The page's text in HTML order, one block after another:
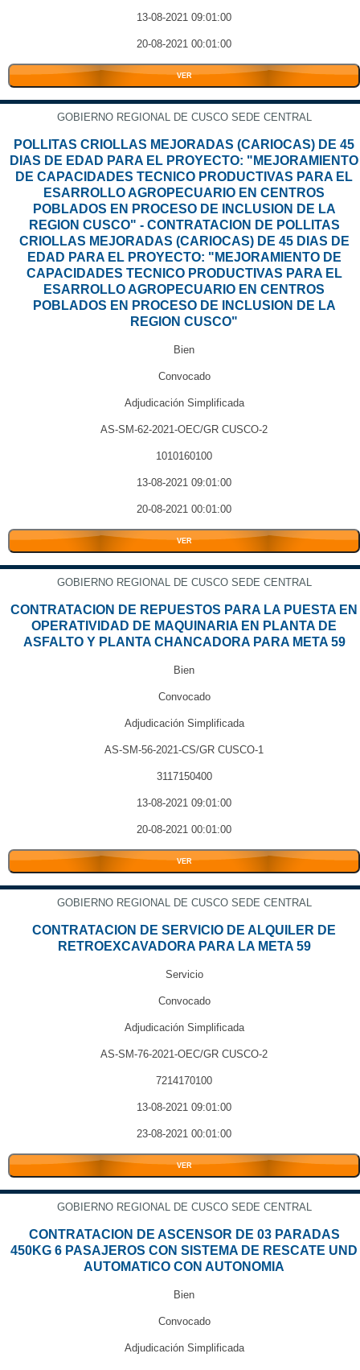
13-08-2021 09:01:00
20-08-2021 00:01:00
VER
GOBIERNO REGIONAL DE CUSCO SEDE CENTRAL
POLLITAS CRIOLLAS MEJORADAS (CARIOCAS) DE 45
DIAS DE EDAD PARA EL PROYECTO: "MEJORAMIENTO
DE CAPACIDADES TECNICO PRODUCTIVAS PARA EL
ESARROLLO AGROPECUARIO EN CENTROS
POBLADOS EN PROCESO DE INCLUSION DE LA
REGION CUSCO" - CONTRATACION DE POLLITAS
CRIOLLAS MEJORADAS (CARIOCAS) DE 45 DIAS DE
EDAD PARA EL PROYECTO: "MEJORAMIENTO DE
CAPACIDADES TECNICO PRODUCTIVAS PARA EL
ESARROLLO AGROPECUARIO EN CENTROS
POBLADOS EN PROCESO DE INCLUSION DE LA
REGION CUSCO"
Bien
Convocado
Adjudicación Simplificada
AS-SM-62-2021-OEC/GR CUSCO-2
1010160100
13-08-2021 09:01:00
20-08-2021 00:01:00
VER
GOBIERNO REGIONAL DE CUSCO SEDE CENTRAL
CONTRATACION DE REPUESTOS PARA LA PUESTA EN
OPERATIVIDAD DE MAQUINARIA EN PLANTA DE
ASFALTO Y PLANTA CHANCADORA PARA META 59
Bien
Convocado
Adjudicación Simplificada
AS-SM-56-2021-CS/GR CUSCO-1
3117150400
13-08-2021 09:01:00
20-08-2021 00:01:00
VER
GOBIERNO REGIONAL DE CUSCO SEDE CENTRAL
CONTRATACION DE SERVICIO DE ALQUILER DE
RETROEXCAVADORA PARA LA META 59
Servicio
Convocado
Adjudicación Simplificada
AS-SM-76-2021-OEC/GR CUSCO-2
7214170100
13-08-2021 09:01:00
23-08-2021 00:01:00
VER
GOBIERNO REGIONAL DE CUSCO SEDE CENTRAL
CONTRATACION DE ASCENSOR DE 03 PARADAS
450KG 6 PASAJEROS CON SISTEMA DE RESCATE UND
AUTOMATICO CON AUTONOMIA
Bien
Convocado
Adjudicación Simplificada